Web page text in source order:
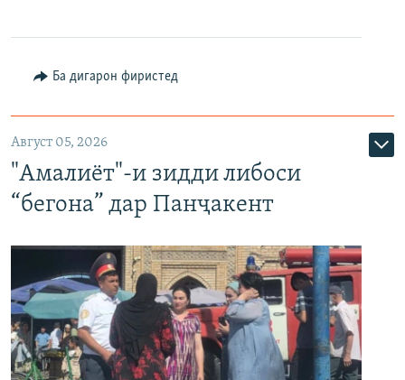
Ба дигарон фиристед
Август 05, 2026
"Амалиёт"-и зидди либоси
“бегона” дар Панҷакент